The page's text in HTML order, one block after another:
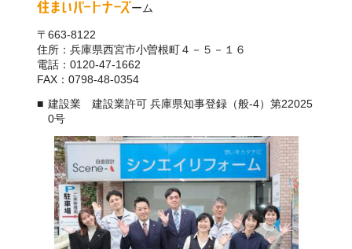
ーム
〒663-8122
住所：兵庫県西宮市小曽根町４－５－１６
電話：0120-47-1662
FAX：0798-48-0354
建設業 建設業許可 兵庫県知事登録（般-4）第22025
0号